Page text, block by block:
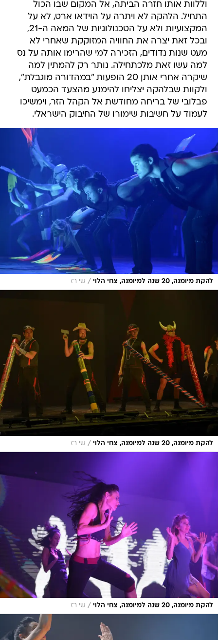
וללוות אותו חזרה הביתה, אל המקום שבו הכול
התחיל. הלהקה לא ויתרה על הוידאו ארט, לא על
המקצועיות ולא על הטכנולוגיות של המאה ה-21,
ובכל זאת יצרה את החוויה המזוקקת שאחרי לא
מעט שנות נדודים, הזכירה למי שהרימו אותה על נס
למה עשו זאת מלכתחילה. נותר רק להמתין למה
שיקרה אחרי אותן 20 הופעות "במהדורה מוגבלת",
ולקוות שבלהקה יצליחו להימנע מהצעד הכמעט
פבלובי של בריחה מחודשת אל הקהל הזר, וימשיכו
לעמוד על חשיבות שימורו של החיבוק הישראלי.
להקת מיומנה, 20 שנה למיומנה, צחי הלוי / שי רז
להקת מיומנה, 20 שנה למיומנה, צחי הלוי / שי רז
להקת מיומנה, 20 שנה למיומנה, צחי הלוי / שי רז